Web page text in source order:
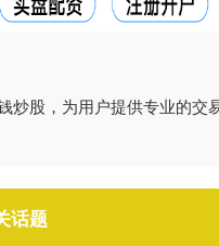
炒股，为用户提供专业的交
话题